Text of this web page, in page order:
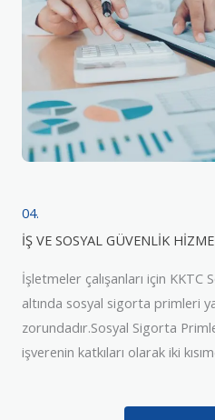
04.
İŞ VE SOSYAL GÜVENLİK
İşletmeler çalışanları için KKTC
altında sosyal sigorta primleri
zorundadır.Sosyal Sigorta
işverenin katkıları olarak iki